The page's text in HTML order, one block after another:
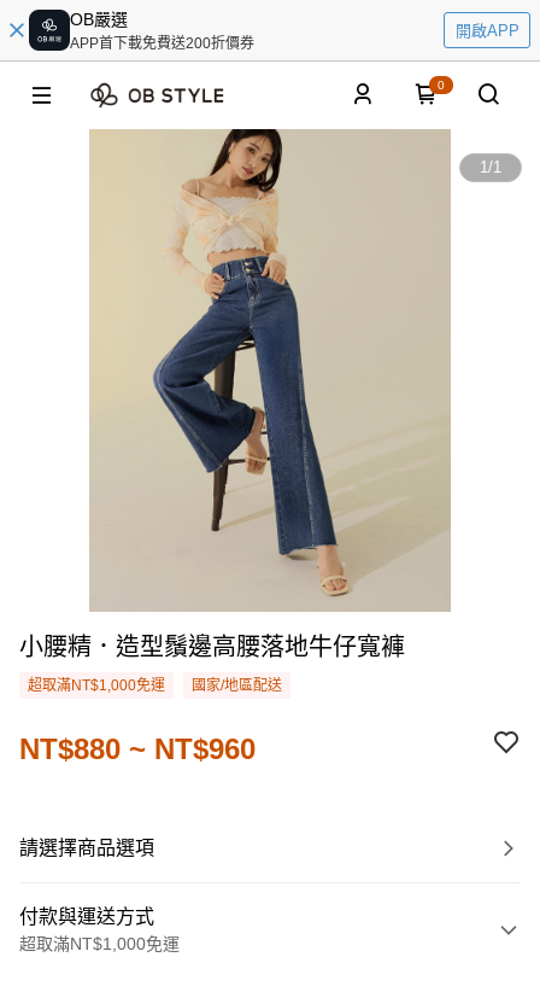
OB嚴選
APP首下載免費送200折價券
開啟APP
0
1/1
小腰精．造型鬚邊高腰落地牛仔寬褲
超取滿NT$1,000免運 國家/地區配送
NT$880 ~ NT$960
請選擇商品選項
付款與運送方式
超取滿NT$1,000免運